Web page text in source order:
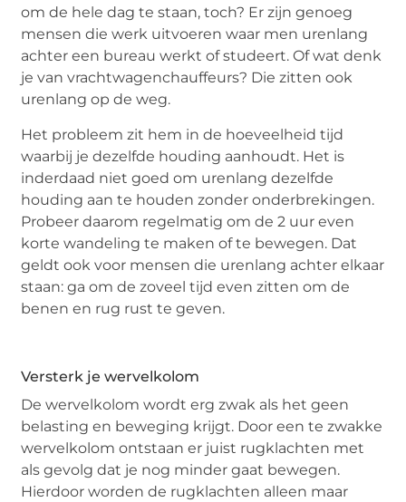
om de hele dag te staan, toch? Er zijn genoeg
mensen die werk uitvoeren waar men urenlang
achter een bureau werkt of studeert. Of wat denk
je van vrachtwagenchauffeurs? Die zitten ook
urenlang op de weg.
Het probleem zit hem in de hoeveelheid tijd
waarbij je dezelfde houding aanhoudt. Het is
inderdaad niet goed om urenlang dezelfde
houding aan te houden zonder onderbrekingen.
Probeer daarom regelmatig om de 2 uur even
korte wandeling te maken of te bewegen. Dat
geldt ook voor mensen die urenlang achter elkaar
staan: ga om de zoveel tijd even zitten om de
benen en rug rust te geven.
Versterk je wervelkolom
De wervelkolom wordt erg zwak als het geen
belasting en beweging krijgt. Door een te zwakke
wervelkolom ontstaan er juist rugklachten met
als gevolg dat je nog minder gaat bewegen.
Hierdoor worden de rugklachten alleen maar